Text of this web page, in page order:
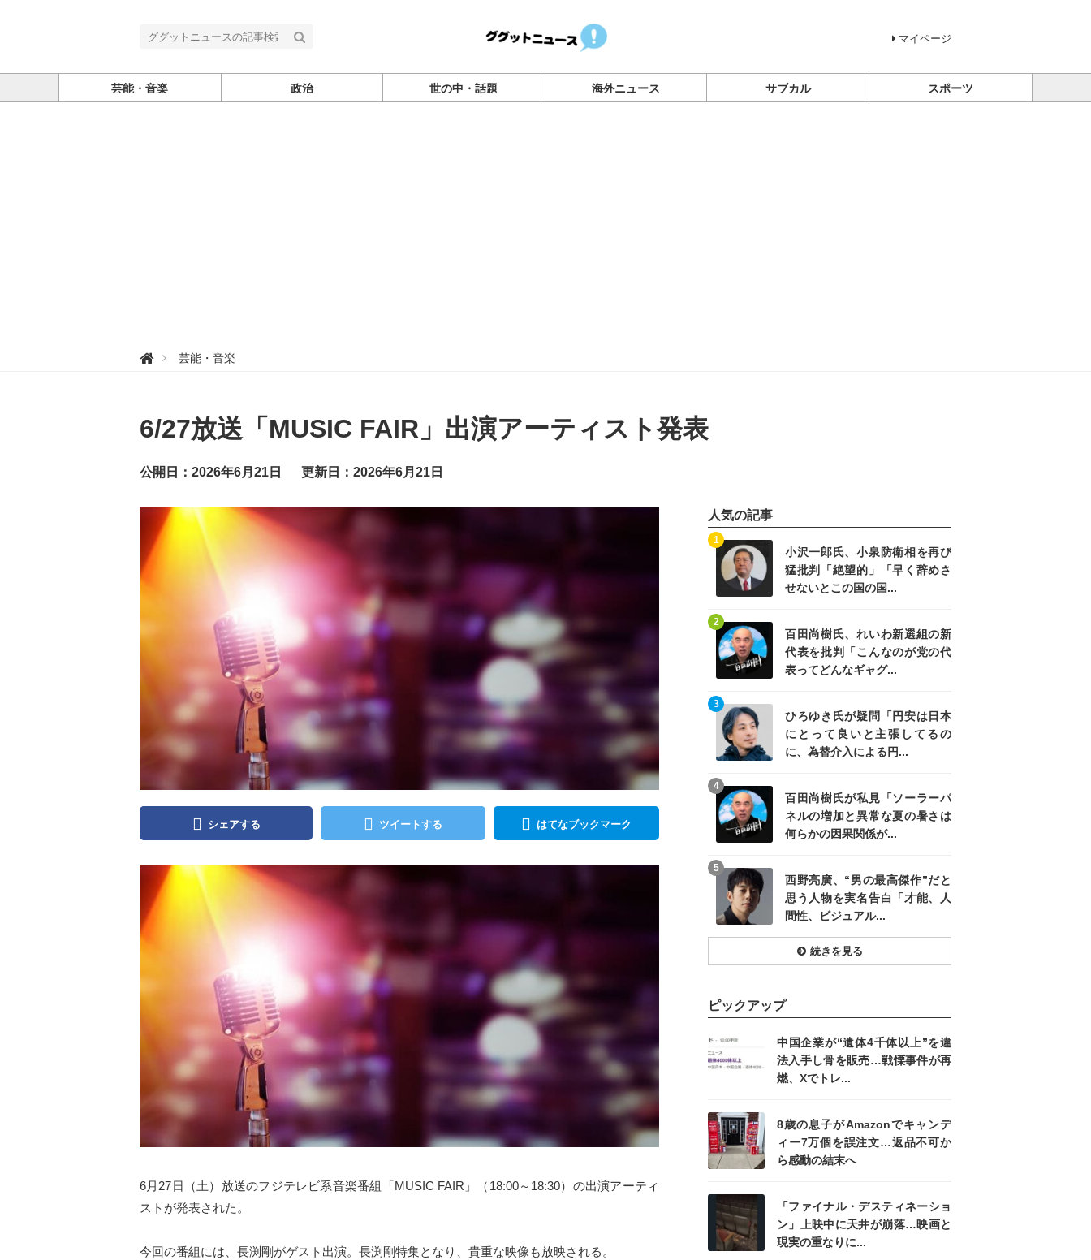
マイページ
芸能・音楽 政治 世の中・話題 海外ニュース サブカル スポーツ
グ
ー
ス
芸能・音楽
6/27放送「MUSIC FAIR」出演アーティスト発表
公開日：2026年6月21日 更新日：2026年6月21日
シェアする ツイートする はてなブックマーク
6月27日（土）放送のフジテレビ系音楽番組「MUSIC FAIR」（18:00～18:30）の出演アーティ
ストが発表された。
今回の番組には、長渕剛がゲスト出演。長渕剛特集となり、貴重な映像も放映される。
人気の記事
小沢一郎氏、小泉防衛相を再び
猛批判「絶望的」「早く辞めさ
せないとこの国の国...
1
百田尚樹氏、れいわ新選組の新
代表を批判「こんなのが党の代
表ってどんなギャグ...
2
ひろゆき氏が疑問「円安は日本
にとって良いと主張してるの
に、為替介入による円...
3
記事を読む
百田尚樹氏が私見「ソーラーパ
ネルの増加と異常な夏の暑さは
何らかの因果関係が...
4
西野亮廣、“男の最高傑作”だと
思う人物を実名告白「才能、人
間性、ビジュアル...
5
記事を読む
続きを見る
ピックアップ
中国企業が“遺体4千体以上”を違
法入手し骨を販売…戦慄事件が再
燃、Xでトレ...
8歳の息子がAmazonでキャンデ
ィー7万個を誤注文…返品不可か
ら感動の結末へ
記事を読む
「ファイナル・デスティネーショ
ン」上映中に天井が崩落…映画と
現実の重なりに...
記事を読む